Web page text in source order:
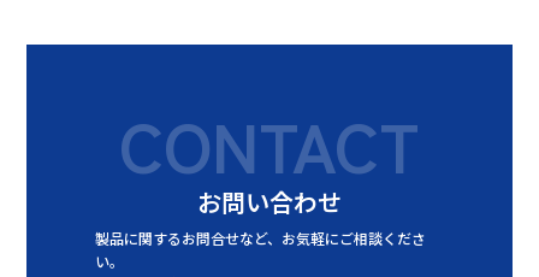
CONTACT
お問い合わせ
製品に関するお問合せなど、 お気軽にご相談くださ
い。